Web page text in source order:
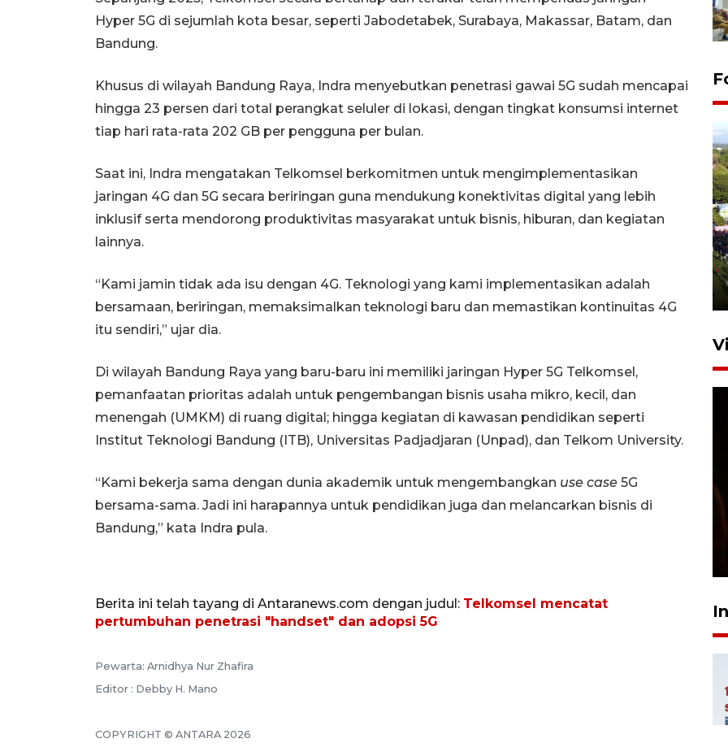
Hyper 5G di sejumlah kota besar, seperti Jabodetabek, Surabaya, Makassar, Batam, dan
Bandung.
Khusus di wilayah Bandung Raya, Indra menyebutkan penetrasi gawai 5G sudah mencapai
hingga 23 persen dari total perangkat seluler di lokasi, dengan tingkat konsumsi internet
tiap hari rata-rata 202 GB per pengguna per bulan.
Saat ini, Indra mengatakan Telkomsel berkomitmen untuk mengimplementasikan
jaringan 4G dan 5G secara beriringan guna mendukung konektivitas digital yang lebih
inklusif serta mendorong produktivitas masyarakat untuk bisnis, hiburan, dan kegiatan
lainnya.
“Kami jamin tidak ada isu dengan 4G. Teknologi yang kami implementasikan adalah
bersamaan, beriringan, memaksimalkan teknologi baru dan memastikan kontinuitas 4G
itu sendiri,” ujar dia.
Di wilayah Bandung Raya yang baru-baru ini memiliki jaringan Hyper 5G Telkomsel,
pemanfaatan prioritas adalah untuk pengembangan bisnis usaha mikro, kecil, dan
menengah (UMKM) di ruang digital; hingga kegiatan di kawasan pendidikan seperti
Institut Teknologi Bandung (ITB), Universitas Padjadjaran (Unpad), dan Telkom University.
“Kami bekerja sama dengan dunia akademik untuk mengembangkan use case 5G
bersama-sama. Jadi ini harapannya untuk pendidikan juga dan melancarkan bisnis di
Bandung,” kata Indra pula.
Berita ini telah tayang di Antaranews.com dengan judul: Telkomsel mencatat
pertumbuhan penetrasi "handset" dan adopsi 5G
Pewarta: Arnidhya Nur Zhafira
Editor : Debby H. Mano
COPYRIGHT © ANTARA 2026
UPACARA HUT KE-78
17 Agustus 2023 15:58
SPPG di Gorontalo jaga
kandungan gizi paket MBG